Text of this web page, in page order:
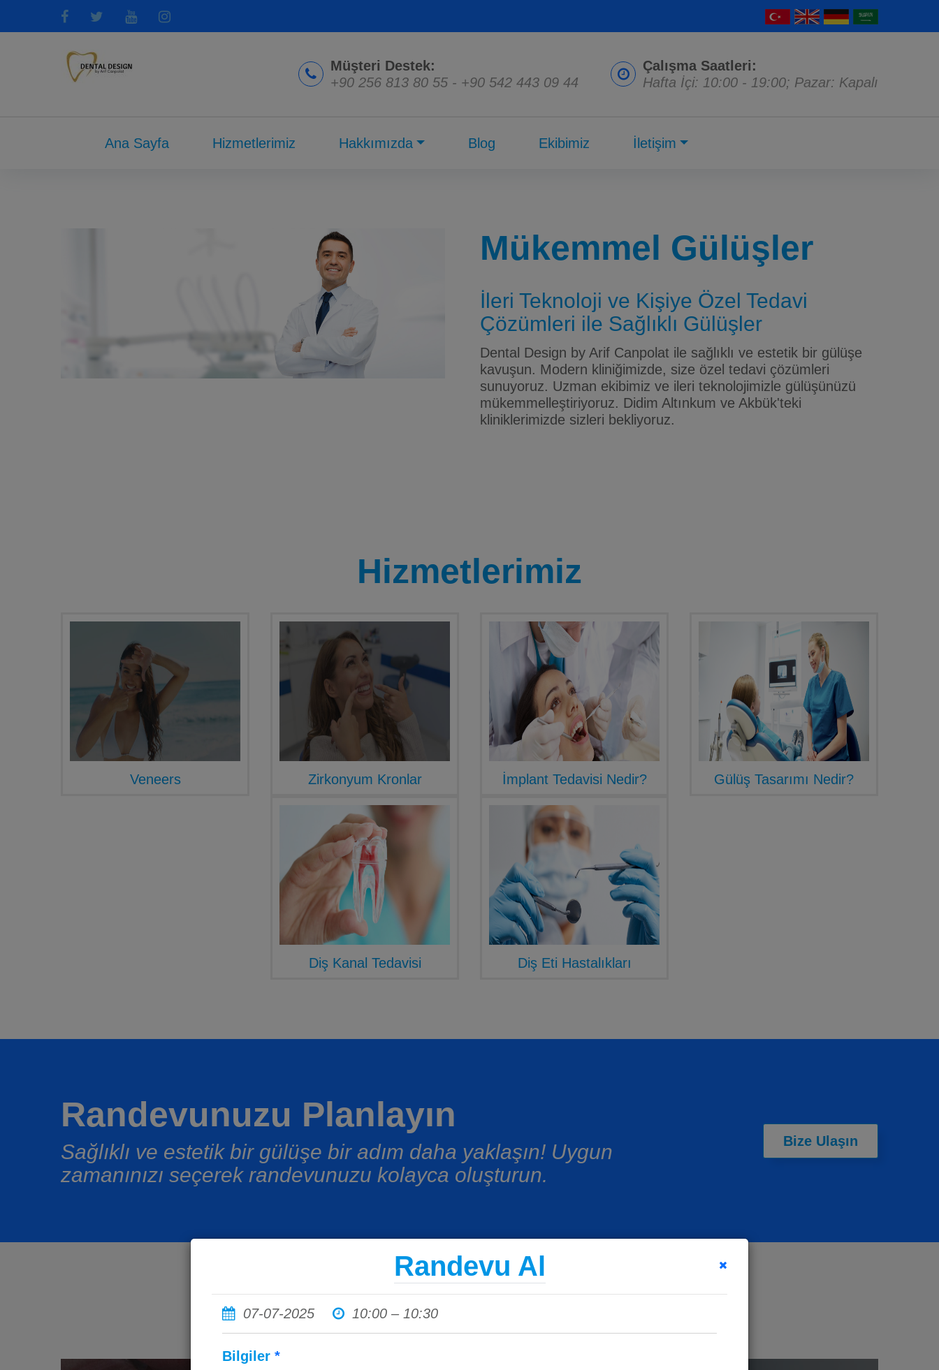
Müşteri Destek:
+90 256 813 80 55 - +90 542 443 09 44
Çalışma Saatleri:
Hafta İçi: 10:00 - 19:00; Pazar: Kapalı
Ana Sayfa Hizmetlerimiz Hakkımızda Blog Ekibimiz İletişim
Mükemmel Gülüşler
İleri Teknoloji ve Kişiye Özel Tedavi
Çözümleri ile Sağlıklı Gülüşler
Dental Design by Arif Canpolat ile sağlıklı ve estetik bir gülüşe
kavuşun. Modern kliniğimizde, size özel tedavi çözümleri
sunuyoruz. Uzman ekibimiz ve ileri teknolojimizle gülüşünüzü
mükemmelleştiriyoruz. Didim Altınkum ve Akbük'teki
kliniklerimizde sizleri bekliyoruz.
Hizmetlerimiz
Veneers Zirkonyum Kronlar İmplant Tedavisi Nedir? Gülüş Tasarımı Nedir?
Diş Kanal Tedavisi Diş Eti Hastalıkları
Randevunuzu Planlayın
Sağlıklı ve estetik bir gülüşe bir adım daha yaklaşın! Uygun
zamanınızı seçerek randevunuzu kolayca oluşturun.
Bize Ulaşın
Haberler
Randevu Al
07-07-2025 10:00 – 10:30
Bilgiler *